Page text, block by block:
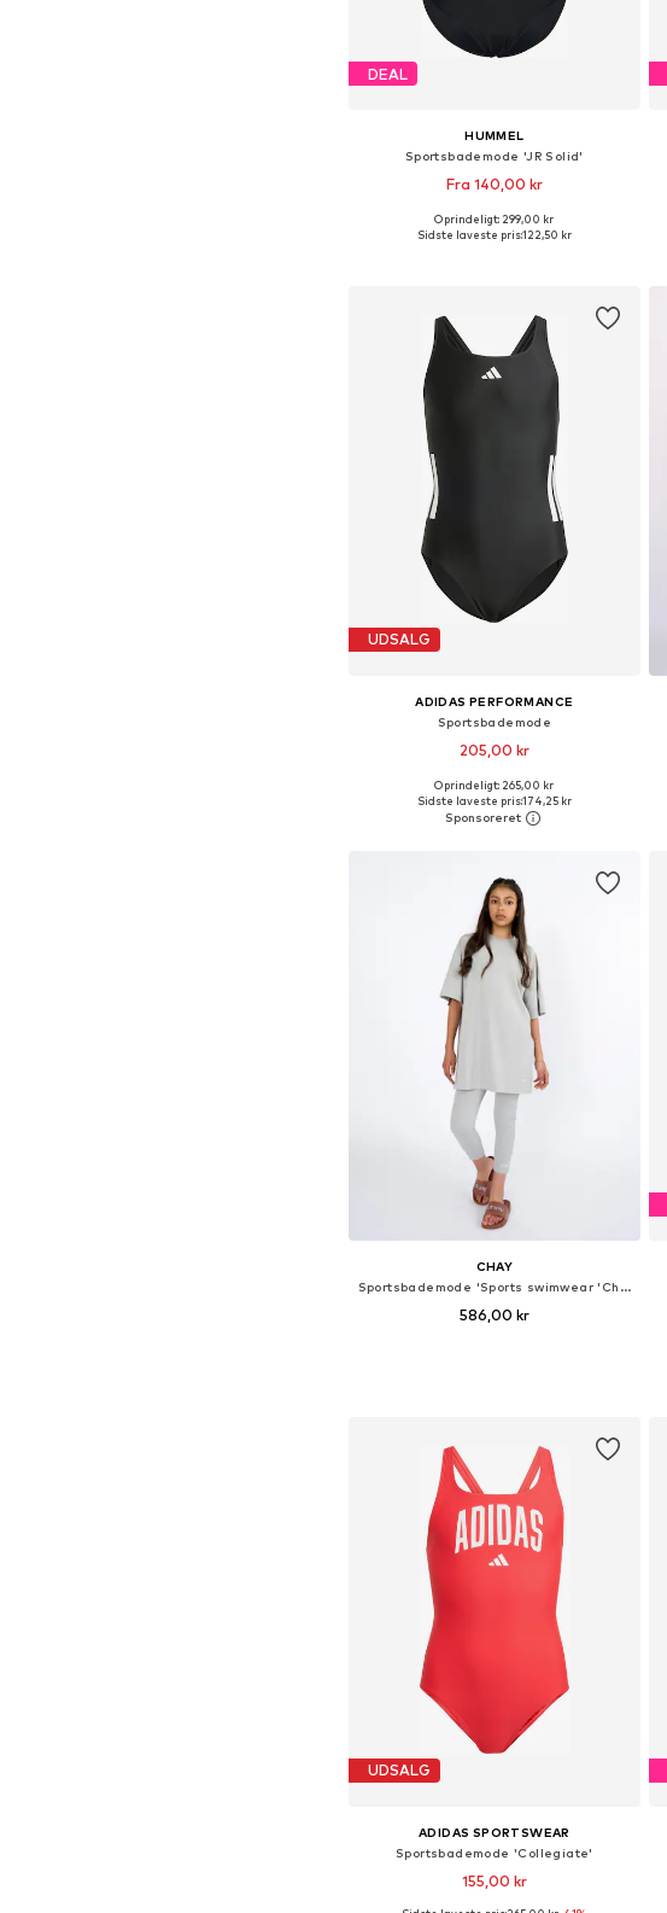
DEAL
HUMMEL
Sportsbademode 'JR Solid'
Fra 140,00 kr
Fås i mange størrelser
Oprindeligt: 299,00 kr
Sidste laveste pris:122,50 kr
UDSALG
ADIDAS PERFORMANCE
Sportsbademode
205,00 kr
Føj til indkøbskurv
Oprindeligt: 265,00 kr
Sidste laveste pris:174,25 kr
CHAY
Sportsbademode 'Sports swimwear 'Chay Sea Active Light Grey Kids Burkini Swimset sport'
586,00 kr
UDSALG
ADIDAS SPORTSWEAR
Sportsbademode 'Collegiate'
155,00 kr